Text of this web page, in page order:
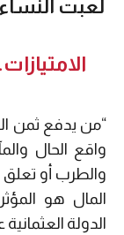
لعبت
“من يدفع ثمن
واقع الحال
والطرب أو تعلق
المال هو
الدولة العثمانية